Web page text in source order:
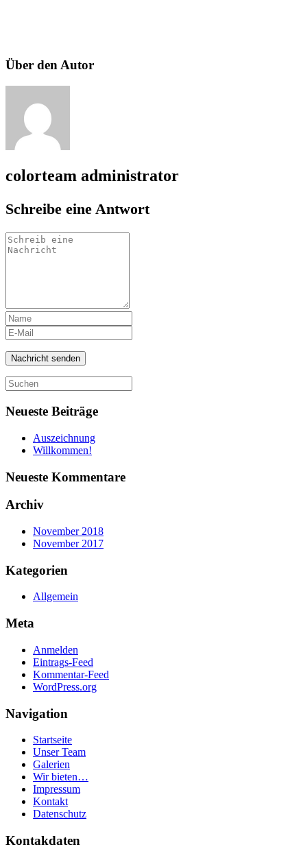
Über den Autor
colorteam administrator
Schreibe eine Antwort
Neueste Beiträge
Auszeichnung
Willkommen!
Neueste Kommentare
Archiv
November 2018
November 2017
Kategorien
Allgemein
Meta
Anmelden
Eintrags-Feed
Kommentar-Feed
WordPress.org
Navigation
Startseite
Unser Team
Galerien
Wir bieten…
Impressum
Kontakt
Datenschutz
Kontakdaten